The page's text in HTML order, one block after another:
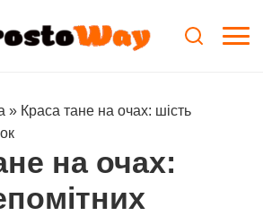
» Краса тане на очах: шість
на очах: